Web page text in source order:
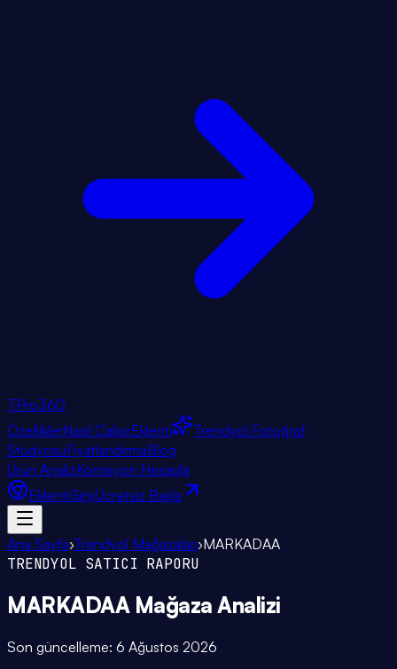
TPro360
ÖzelliklerNasıl ÇalışırEklenti
Trendyol Fotoğraf
StüdyosuFiyatlandırmaBlog
Ürün AnalizKomisyon Hesapla
EklentiGirişÜcretsiz Başla
Ana Sayfa›Trendyol Mağazaları›MARKADAA
TRENDYOL SATICI RAPORU
MARKADAA Mağaza Analizi
Son güncelleme: 6 Ağustos 2026